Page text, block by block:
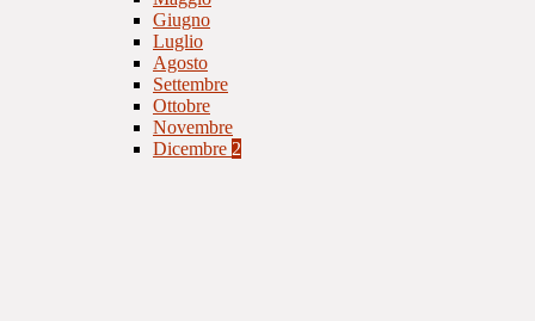
Giugno
Luglio
Agosto
Settembre
Ottobre
Novembre
Dicembre 2